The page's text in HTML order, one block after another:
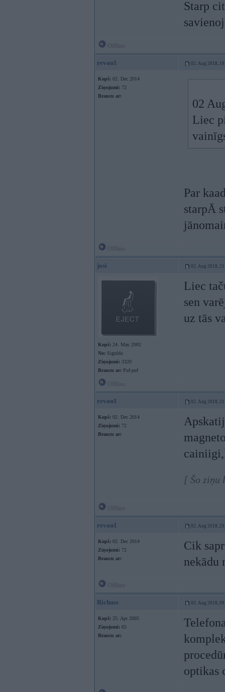
Starp
revan1 02. Aug 2018,
Kopš: 02. Dec 2014
Ziņojumi: 72
Braucu ar:
02
Liec
Par
starpĀ
josi 02. Aug 2018,
Kopš: 24. May 2002
No: Sigulda
Ziņojumi: 3320
Braucu ar: Puf-puf
Liec
sen
uz tās
revan1 02. Aug 2018,
Kopš: 02. Dec 2014
Ziņojumi: 72
Braucu ar:
[ Šo ziņu
revan1 02. Aug 2018,
Kopš: 02. Dec 2014
Ziņojumi: 72
Braucu ar:
Cik
nekādu
Richuss 03. Aug 2018,
Kopš: 25. Apr 2005
Ziņojumi: 65
Braucu ar:
optikas